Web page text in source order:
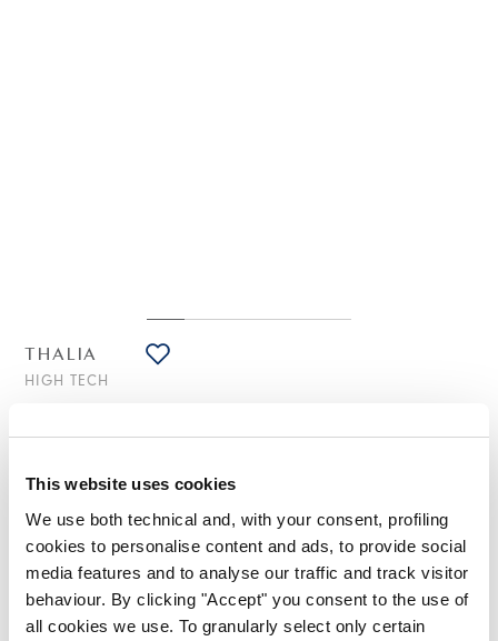
This website uses cookies
We use both technical and, with your consent, profiling
cookies to personalise content and ads, to provide social
media features and to analyse our traffic and track visitor
behaviour. By clicking "Accept" you consent to the use of
all cookies we use. To granularly select only certain
THALIA
HIGH TECH
Knöpfen
(inklusive 20% Mwst.)
STILISTISCHE HINWEISE